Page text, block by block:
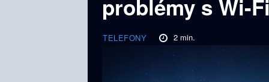
problémy s Wi-
TELEFONY 2 min.